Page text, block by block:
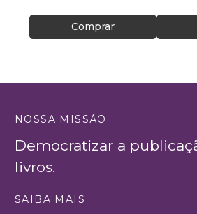
Comprar
NOSSA MISSÃO
Democratizar a
livros.
SAIBA MAIS